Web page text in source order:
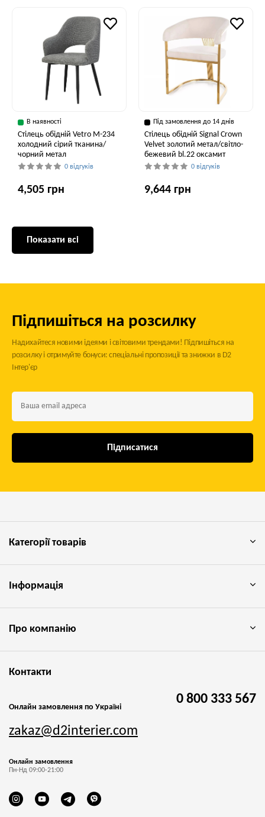
В наявності
Стілець обідній Vetro M-234
холодний сірий тканина/
чорний метал
0 відгуків
4,505 грн
Під замовлення до 14 днів
Стілець обідній Signal Crown
Velvet золотий метал/світло-
бежевий bl.22 оксамит
0 відгуків
9,644 грн
Показати всі
Підпишіться на розсилку
Надихайтеся новими ідеями і світовими трендами! Підпишіться на
розсилку і отримуйте бонуси: спеціальні пропозиції та знижки в D2
Інтер'єр
Підписатися
Категорії товарів
Інформація
Про компанію
Контакти
Онлайн замовлення по Україні
0 800 333 567
zakaz@d2interier.com
Онлайн замовлення
Пн-Нд 09:00-21:00